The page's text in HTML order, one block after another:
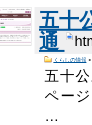
五十
通
くらしの情報 >
五十
ペー
…